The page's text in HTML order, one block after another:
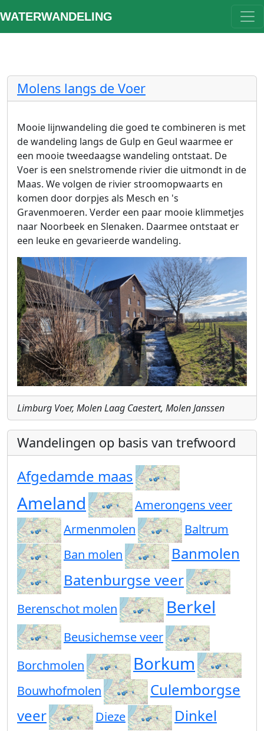
WATERWANDELING
Molens langs de Voer
Mooie lijnwandeling die goed te combineren is met
de wandeling langs de Gulp en Geul waarmee er
een mooie tweedaagse wandeling ontstaat. De
Voer is een snelstromende rivier die uitmondt in de
Maas. We volgen de rivier stroomopwaarts en
komen door dorpjes als Mesch en 's
Gravenmoeren. Verder een paar mooie klimmetjes
naar Noorbeek en Slenaken. Daarmee ontstaat er
een leuke en gevarieerde wandeling.
Limburg Voer, Molen Laag Caestert, Molen Janssen
Wandelingen op basis van trefwoord
Afgedamde maas
Ameland
Amerongens veer
Armenmolen
Baltrum
Ban molen
Banmolen
Batenburgse veer
Berenschot molen Berkel
Beusichemse veer
Borchmolen
Borkum
Bouwhofmolen
Culemborgse
veer
Dieze Dinkel